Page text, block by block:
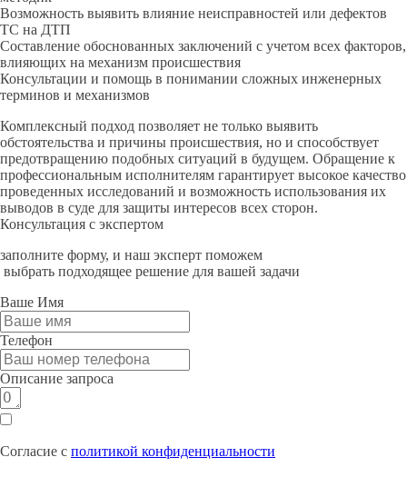
Возможность выявить влияние неисправностей или дефектов
ТС на ДТП
Составление обоснованных заключений с учетом всех факторов,
влияющих на механизм происшествия
Консультации и помощь в понимании сложных инженерных
терминов и механизмов
Комплексный подход позволяет не только выявить
обстоятельства и причины происшествия, но и способствует
предотвращению подобных ситуаций в будущем. Обращение к
профессиональным исполнителям гарантирует высокое качество
проведенных исследований и возможность использования их
выводов в суде для защиты интересов всех сторон.
Консультация с экспертом
заполните форму, и наш эксперт поможем
выбрать подходящее решение для вашей задачи
Ваше Имя
Телефон
Описание запроса
Согласие с политикой конфиденциальности